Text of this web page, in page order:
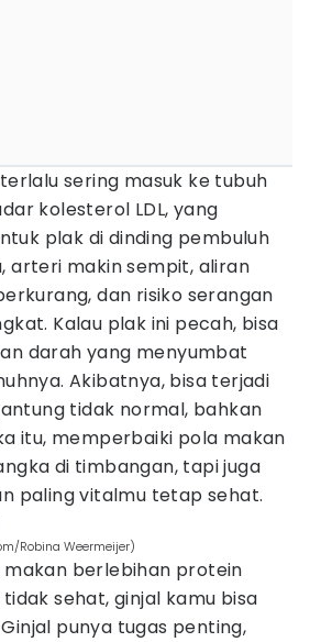
sering masuk ke tubuh
kolesterol LDL, yang
plak di dinding pembuluh
arteri makin sempit, aliran
dan risiko serangan
Kalau plak ini pecah, bisa
darah yang menyumbat
Akibatnya, bisa terjadi
tidak normal, bahkan
itu, memperbaiki pola makan
di timbangan, tapi juga
paling vitalmu tetap sehat.
Robina Weermeijer)
makan berlebihan protein
sehat, ginjal kamu bisa
punya tugas penting,